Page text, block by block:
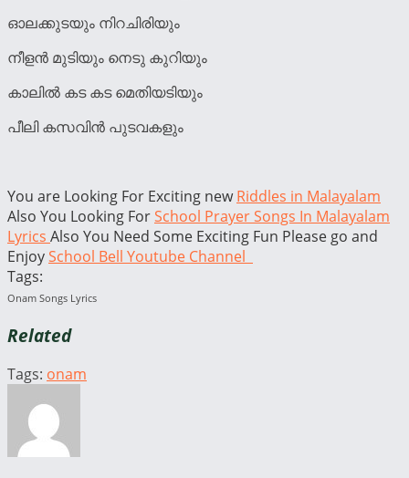
ഓലക്കുടയും നിറചിരിയും
നീളൻ മുടിയും നെടു കുറിയും
കാലിൽ കട കട മെതിയടിയും
പീലി കസവിൻ പുടവകളും
You are Looking For Exciting newRiddles in Malayalam
Also You Looking ForSchool Prayer Songs In Malayalam
Lyrics Also You Need Some Exciting Fun Please go and
EnjoySchool Bell Youtube Channel
Tags:
Onam Songs Lyrics
Related
Tags: onam